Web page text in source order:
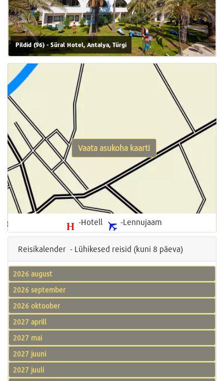
Pildid (96) - Süral Hotel, Antalya, Türgi
-Hotell -Lennujaam
Vaata asukoha kaarti
Reisikalender - Lühikesed reisid (kuni 8 päeva)
2026 august
2026 september
2026 oktoober
2027 aprill
2027 mai
2027 juuni
2027 juuli